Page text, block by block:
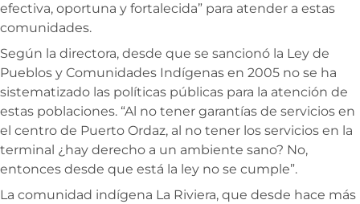
efectiva, oportuna y fortalecida” para atender a estas
comunidades.
Según la directora, desde que se sancionó la Ley de
Pueblos y Comunidades Indígenas en 2005 no se ha
sistematizado las políticas públicas para la atención de
estas poblaciones. “Al no tener garantías de servicios en
el centro de Puerto Ordaz, al no tener los servicios en la
terminal ¿hay derecho a un ambiente sano? No,
entonces desde que está la ley no se cumple”.
La comunidad indígena La Riviera, que desde hace más